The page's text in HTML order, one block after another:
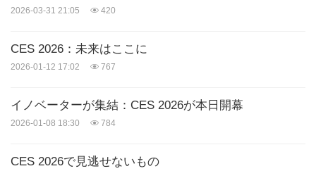
レジデントのメリッサ・ハリソンが
このイベントでは、量子計算機、人間の安全保障、
ピックや出展企業について、未来派の視点を提供し
た。 注目すべきは、CTAが同イベントで発表した
2026-03-31 21:05 420
CES 2026：未来はここに
2026-01-12 17:02 767
イノベーターが集結：CES 2026が本日開幕
2026-01-08 18:30 784
CES 2026で見逃せないもの